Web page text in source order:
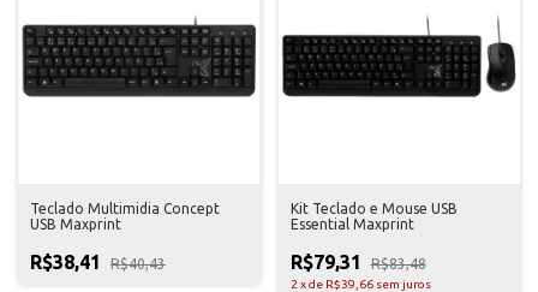
Teclado Multimidia Concept
USB Maxprint
R$38,41 R$40,43
Kit Teclado e Mouse USB
Essential Maxprint
R$79,31 R$83,48
2 xde R$39,66 sem juros